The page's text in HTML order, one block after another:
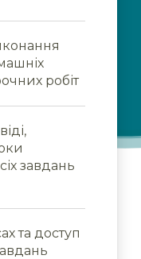
робіт
завдань
та доступ